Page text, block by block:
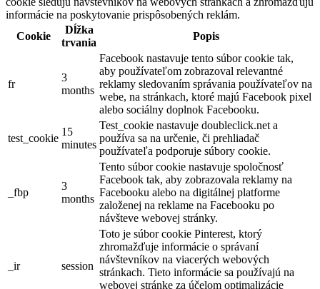
informácie na poskytovanie prispôsobených reklám.
Cookie
Dĺžka
trvania
Popis
fr
3
months
Facebook nastavuje tento súbor cookie tak,
aby používateľom zobrazoval relevantné
reklamy sledovaním správania používateľov na
webe, na stránkach, ktoré majú Facebook pixel
alebo sociálny doplnok Facebooku.
test_cookie
15
minutes
Test_cookie nastavuje doubleclick.net a
používa sa na určenie, či prehliadač
používateľa podporuje súbory cookie.
_fbp
3
months
Tento súbor cookie nastavuje spoločnosť
Facebook tak, aby zobrazovala reklamy na
Facebooku alebo na digitálnej platforme
založenej na reklame na Facebooku po
návšteve webovej stránky.
_ir session
Toto je súbor cookie Pinterest, ktorý
zhromažďuje informácie o správaní
návštevníkov na viacerých webových
stránkach. Tieto informácie sa používajú na
webovej stránke za účelom optimalizácie